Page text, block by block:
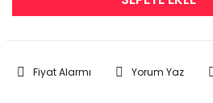
Fiyat Alarmı Yorum Yaz